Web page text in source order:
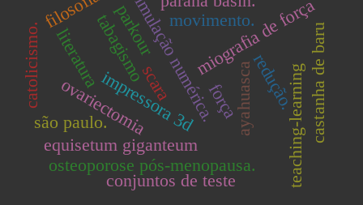
impressora 3d
scara
simulação numérica.
equisetum giganteum
ovariectomia
osteoporose pós-menopausa.
miografia de força
ayahuasca
tabagismo redução.
força
movimento.
teaching-learning
parkour
são paulo.
conjuntos de teste
literatura
catolicismo. castanha de baru